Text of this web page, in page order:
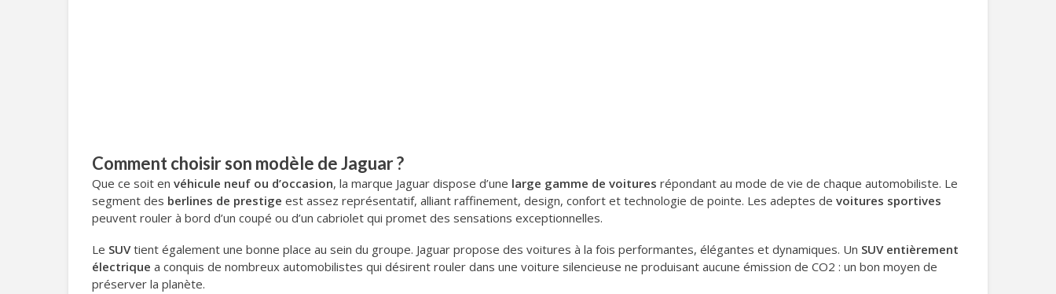
Comment choisir son modèle de Jaguar ?
Que ce soit en véhicule neuf ou d’occasion, la marque Jaguar dispose d’une large gamme de voitures répondant au mode de vie de chaque automobiliste. Le
segment des berlines de prestige est assez représentatif, alliant raffinement, design, confort et technologie de pointe. Les adeptes de voitures sportives
peuvent rouler à bord d’un coupé ou d’un cabriolet qui promet des sensations exceptionnelles.
Le SUVtient également une bonne place au sein du groupe. Jaguar propose des voitures à la fois performantes, élégantes et dynamiques. Un SUV entièrement
électrique a conquis de nombreux automobilistes qui désirent rouler dans une voiture silencieuse ne produisant aucune émission de CO2 : un bon moyen de
préserver la planète.